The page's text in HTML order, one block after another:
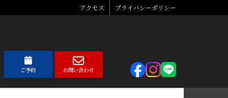
アクセス プライバシーポリシー
ご予約 お問い合わせ